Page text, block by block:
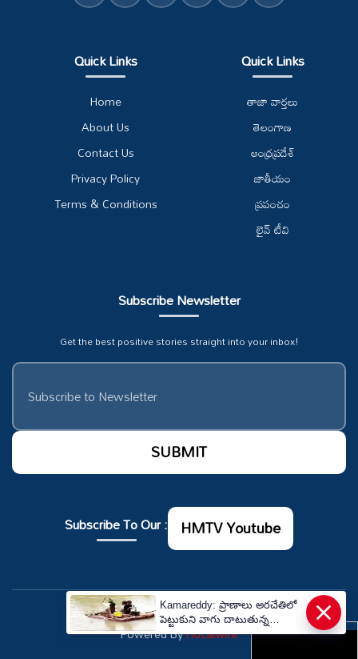
Quick Links
Home
About Us
Contact Us
Privacy Policy
Terms & Conditions
Quick Links
తాజా వార్తలు
తెలంగాణ
ఆంధ్రప్రదేశ్
జాతీయం
ప్రపంచం
లైవ్ టీవి
Subscribe Newsletter
Get the best positive stories straight into your inbox!
Subscribe To Our : HMTV Youtube
© Copyrights 2026. All rights reserved.
Powered ByHocalwire
×
Kamareddy: ప్రాణాలు అరచేతిలో
పెట్టుకుని వాగు దాటుతున్న
అన్నదాతలు! | Farmers Cross